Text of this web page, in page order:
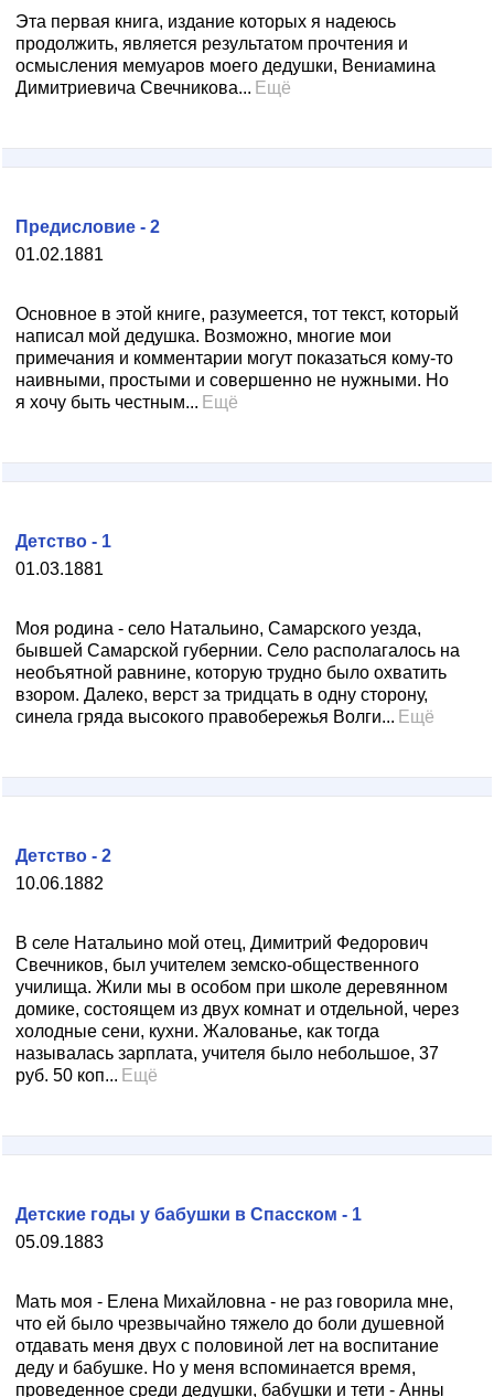
Эта первая книга, издание которых я надеюсь
продолжить, является результатом прочтения и
осмысления мемуаров моего дедушки, Вениамина
Димитриевича Свечникова... Ещё
01.02.1881
Предисловие - 2
Основное в этой книге, разумеется, тот текст, который
написал мой дедушка. Возможно, многие мои
примечания и комментарии могут показаться кому-то
наивными, простыми и совершенно не нужными. Но
я хочу быть честным... Ещё
01.03.1881
Детство - 1
Моя родина - село Натальино, Самарского уезда,
бывшей Самарской губернии. Село располагалось на
необъятной равнине, которую трудно было охватить
взором. Далеко, верст за тридцать в одну сторону,
синела гряда высокого правобережья Волги... Ещё
10.06.1882
Детство - 2
В селе Натальино мой отец, Димитрий Федорович
Свечников, был учителем земско-общественного
училища. Жили мы в особом при школе деревянном
домике, состоящем из двух комнат и отдельной, через
холодные сени, кухни. Жалованье, как тогда
называлась зарплата, учителя было небольшое, 37
руб. 50 коп... Ещё
05.09.1883
Детские годы у бабушки в Спасском - 1
Мать моя - Елена Михайловна - не раз говорила мне,
что ей было чрезвычайно тяжело до боли душевной
отдавать меня двух с половиной лет на воспитание
деду и бабушке. Но у меня вспоминается время,
проведенное среди дедушки, бабушки и тети - Анны